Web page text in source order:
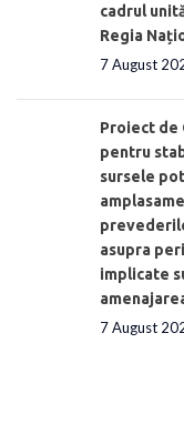
cadrul
Regia
7 August
Proiect de
pentru
sursele
asupra
implicate
7 August